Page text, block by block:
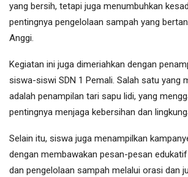
yang bersih, tetapi juga menumbuhkan
pentingnya pengelolaan sampah yang
Anggi.
Kegiatan ini juga dimeriahkan dengan
siswa-siswi SDN 1 Pemali. Salah satu yang
adalah penampilan tari sapu lidi, yang
pentingnya menjaga kebersihan dan
Selain itu, siswa juga menampilkan
dengan membawakan pesan-pesan
dan pengelolaan sampah melalui orasi dan